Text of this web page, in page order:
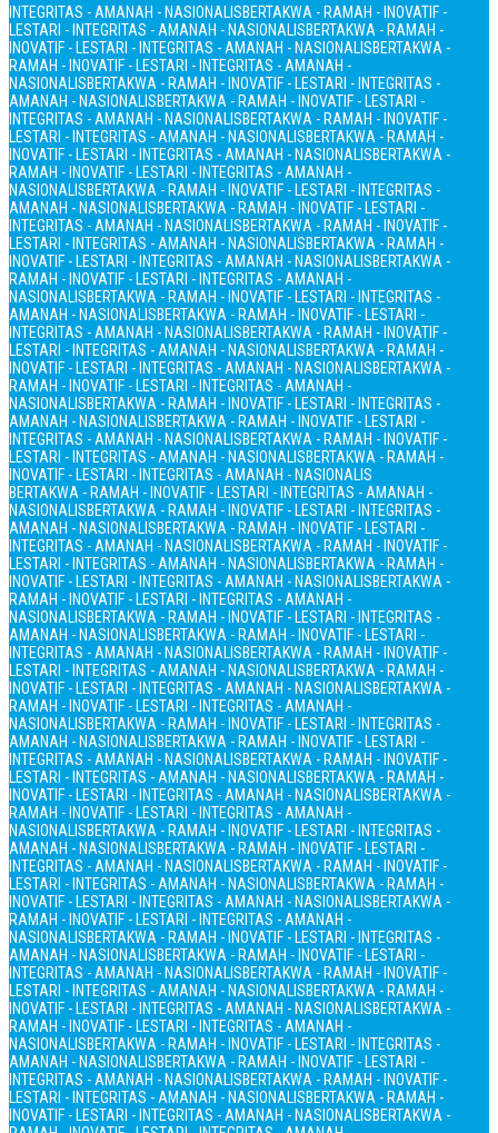
INTEGRITAS - AMANAH - NASIONALISBERTAKWA - RAMAH - INOVATIF -
LESTARI - INTEGRITAS - AMANAH - NASIONALISBERTAKWA - RAMAH -
INOVATIF - LESTARI - INTEGRITAS - AMANAH - NASIONALISBERTAKWA -
RAMAH - INOVATIF - LESTARI - INTEGRITAS - AMANAH -
NASIONALISBERTAKWA - RAMAH - INOVATIF - LESTARI - INTEGRITAS -
AMANAH - NASIONALISBERTAKWA - RAMAH - INOVATIF - LESTARI -
INTEGRITAS - AMANAH - NASIONALISBERTAKWA - RAMAH - INOVATIF -
LESTARI - INTEGRITAS - AMANAH - NASIONALISBERTAKWA - RAMAH -
INOVATIF - LESTARI - INTEGRITAS - AMANAH - NASIONALISBERTAKWA -
RAMAH - INOVATIF - LESTARI - INTEGRITAS - AMANAH -
NASIONALISBERTAKWA - RAMAH - INOVATIF - LESTARI - INTEGRITAS -
AMANAH - NASIONALISBERTAKWA - RAMAH - INOVATIF - LESTARI -
INTEGRITAS - AMANAH - NASIONALISBERTAKWA - RAMAH - INOVATIF -
LESTARI - INTEGRITAS - AMANAH - NASIONALISBERTAKWA - RAMAH -
INOVATIF - LESTARI - INTEGRITAS - AMANAH - NASIONALISBERTAKWA -
RAMAH - INOVATIF - LESTARI - INTEGRITAS - AMANAH -
NASIONALISBERTAKWA - RAMAH - INOVATIF - LESTARI - INTEGRITAS -
AMANAH - NASIONALISBERTAKWA - RAMAH - INOVATIF - LESTARI -
INTEGRITAS - AMANAH - NASIONALISBERTAKWA - RAMAH - INOVATIF -
LESTARI - INTEGRITAS - AMANAH - NASIONALISBERTAKWA - RAMAH -
INOVATIF - LESTARI - INTEGRITAS - AMANAH - NASIONALISBERTAKWA -
RAMAH - INOVATIF - LESTARI - INTEGRITAS - AMANAH -
NASIONALISBERTAKWA - RAMAH - INOVATIF - LESTARI - INTEGRITAS -
AMANAH - NASIONALISBERTAKWA - RAMAH - INOVATIF - LESTARI -
INTEGRITAS - AMANAH - NASIONALISBERTAKWA - RAMAH - INOVATIF -
LESTARI - INTEGRITAS - AMANAH - NASIONALISBERTAKWA - RAMAH -
INOVATIF - LESTARI - INTEGRITAS - AMANAH - NASIONALIS
BERTAKWA - RAMAH - INOVATIF - LESTARI - INTEGRITAS - AMANAH -
NASIONALISBERTAKWA - RAMAH - INOVATIF - LESTARI - INTEGRITAS -
AMANAH - NASIONALISBERTAKWA - RAMAH - INOVATIF - LESTARI -
INTEGRITAS - AMANAH - NASIONALISBERTAKWA - RAMAH - INOVATIF -
LESTARI - INTEGRITAS - AMANAH - NASIONALISBERTAKWA - RAMAH -
INOVATIF - LESTARI - INTEGRITAS - AMANAH - NASIONALISBERTAKWA -
RAMAH - INOVATIF - LESTARI - INTEGRITAS - AMANAH -
NASIONALISBERTAKWA - RAMAH - INOVATIF - LESTARI - INTEGRITAS -
AMANAH - NASIONALISBERTAKWA - RAMAH - INOVATIF - LESTARI -
INTEGRITAS - AMANAH - NASIONALISBERTAKWA - RAMAH - INOVATIF -
LESTARI - INTEGRITAS - AMANAH - NASIONALISBERTAKWA - RAMAH -
INOVATIF - LESTARI - INTEGRITAS - AMANAH - NASIONALISBERTAKWA -
RAMAH - INOVATIF - LESTARI - INTEGRITAS - AMANAH -
NASIONALISBERTAKWA - RAMAH - INOVATIF - LESTARI - INTEGRITAS -
AMANAH - NASIONALISBERTAKWA - RAMAH - INOVATIF - LESTARI -
INTEGRITAS - AMANAH - NASIONALISBERTAKWA - RAMAH - INOVATIF -
LESTARI - INTEGRITAS - AMANAH - NASIONALISBERTAKWA - RAMAH -
INOVATIF - LESTARI - INTEGRITAS - AMANAH - NASIONALISBERTAKWA -
RAMAH - INOVATIF - LESTARI - INTEGRITAS - AMANAH -
NASIONALISBERTAKWA - RAMAH - INOVATIF - LESTARI - INTEGRITAS -
AMANAH - NASIONALISBERTAKWA - RAMAH - INOVATIF - LESTARI -
INTEGRITAS - AMANAH - NASIONALISBERTAKWA - RAMAH - INOVATIF -
LESTARI - INTEGRITAS - AMANAH - NASIONALISBERTAKWA - RAMAH -
INOVATIF - LESTARI - INTEGRITAS - AMANAH - NASIONALISBERTAKWA -
RAMAH - INOVATIF - LESTARI - INTEGRITAS - AMANAH -
NASIONALISBERTAKWA - RAMAH - INOVATIF - LESTARI - INTEGRITAS -
AMANAH - NASIONALISBERTAKWA - RAMAH - INOVATIF - LESTARI -
INTEGRITAS - AMANAH - NASIONALISBERTAKWA - RAMAH - INOVATIF -
LESTARI - INTEGRITAS - AMANAH - NASIONALISBERTAKWA - RAMAH -
INOVATIF - LESTARI - INTEGRITAS - AMANAH - NASIONALISBERTAKWA -
RAMAH - INOVATIF - LESTARI - INTEGRITAS - AMANAH -
NASIONALISBERTAKWA - RAMAH - INOVATIF - LESTARI - INTEGRITAS -
AMANAH - NASIONALISBERTAKWA - RAMAH - INOVATIF - LESTARI -
INTEGRITAS - AMANAH - NASIONALISBERTAKWA - RAMAH - INOVATIF -
LESTARI - INTEGRITAS - AMANAH - NASIONALISBERTAKWA - RAMAH -
INOVATIF - LESTARI - INTEGRITAS - AMANAH - NASIONALISBERTAKWA -